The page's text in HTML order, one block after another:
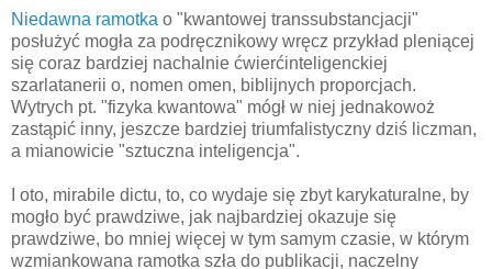
Niedawna ramotka o "kwantowej transsubstancjacji"
posłużyć mogła za podręcznikowy wręcz przykład pleniącej
się coraz bardziej nachalnie ćwierćinteligenckiej
szarlatanerii o, nomen omen, biblijnych proporcjach.
Wytrych pt. "fizyka kwantowa" mógł w niej jednakowoż
zastąpić inny, jeszcze bardziej triumfalistyczny dziś liczman,
a mianowicie "sztuczna inteligencja".
I oto, mirabile dictu, to, co wydaje się zbyt karykaturalne, by
mogło być prawdziwe, jak najbardziej okazuje się
prawdziwe, bo mniej więcej w tym samym czasie, w którym
wzmiankowana ramotka szła do publikacji, naczelny